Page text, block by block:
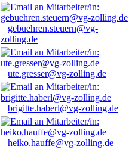
gebuehren.steuern@vg-
zolling.de
ute.gresser@vg-zolling.de
brigitte.haberl@vg-zolling.de
heiko.hauffe@vg-zolling.de